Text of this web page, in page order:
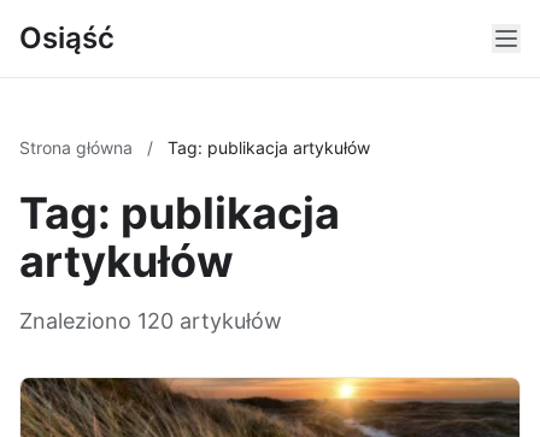
Osiąść
Strona główna / Tag: publikacja artykułów
Tag: publikacja
artykułów
Znaleziono 120 artykułów